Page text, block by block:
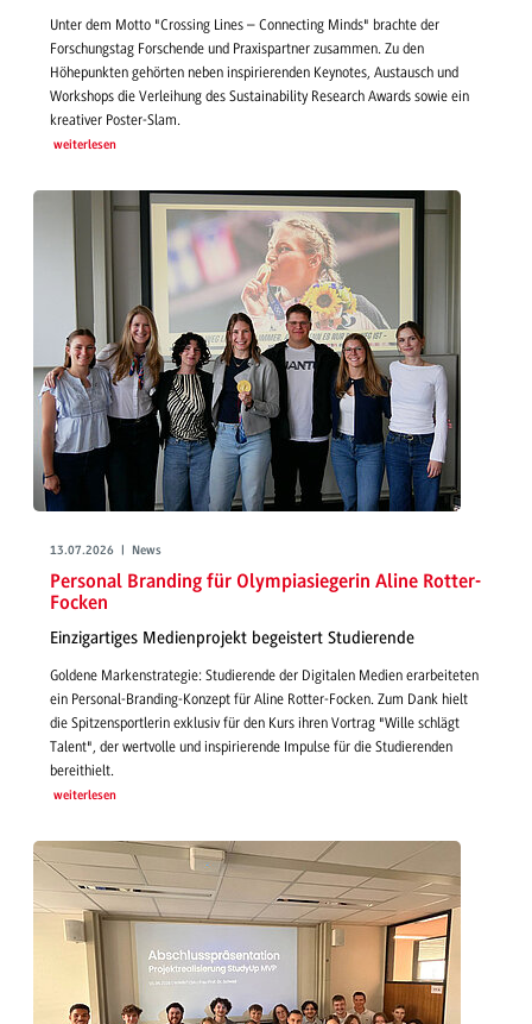
Unter dem Motto "Crossing Lines – Connecting Minds" brachte der
Forschungstag Forschende und Praxispartner zusammen. Zu den
Höhepunkten gehörten neben inspirierenden Keynotes, Austausch und
Workshops die Verleihung des Sustainability Research Awards sowie ein
kreativer Poster-Slam.
weiterlesen
13.07.2026 | News
Personal Branding für Olympiasiegerin Aline Rotter-
Focken
Einzigartiges Medienprojekt begeistert Studierende
Goldene Markenstrategie: Studierende der Digitalen Medien erarbeiteten
ein Personal-Branding-Konzept für Aline Rotter-Focken. Zum Dank hielt
die Spitzensportlerin exklusiv für den Kurs ihren Vortrag "Wille schlägt
Talent", der wertvolle und inspirierende Impulse für die Studierenden
bereithielt.
weiterlesen